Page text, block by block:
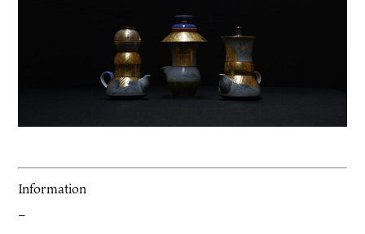
Information
–